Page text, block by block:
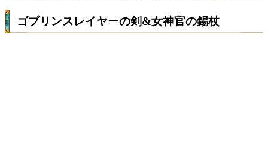
ゴブリンスレイヤーの剣&女神官の錫杖